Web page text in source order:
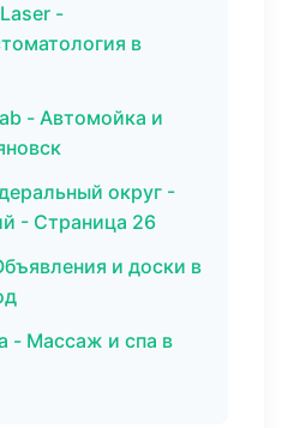
-
в
- Автомойка и
округ -
- Страница 26
и доски в
- Массаж и спа в